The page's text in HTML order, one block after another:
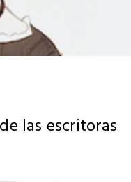
las escritoras